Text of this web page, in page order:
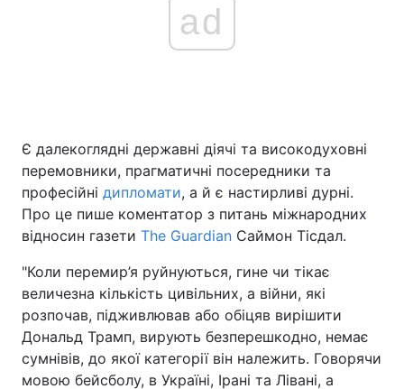
ad
Є далекоглядні державні діячі та високодуховні
перемовники, прагматичні посередники та
професійні дипломати, а й є настирливі дурні.
Про це пише коментатор з питань міжнародних
відносин газети The Guardian Саймон Тісдал.
"Коли перемир’я руйнуються, гине чи тікає
величезна кількість цивільних, а війни, які
розпочав, підживлював або обіцяв вирішити
Дональд Трамп, вирують безперешкодно, немає
сумнівів, до якої категорії він належить. Говорячи
мовою бейсболу, в Україні, Ірані та Лівані, а